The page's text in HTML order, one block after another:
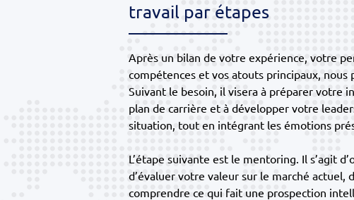
travail par étapes
Après un bilan de votre expérience, votre
compétences et vos atouts principaux, nous
Suivant le besoin, il visera à préparer votre
plan de carrière et à développer votre
situation, tout en intégrant les émotions
L’étape suivante est le mentoring. Il s’agit
d’évaluer votre valeur sur le marché actuel,
comprendre ce qui fait une prospection